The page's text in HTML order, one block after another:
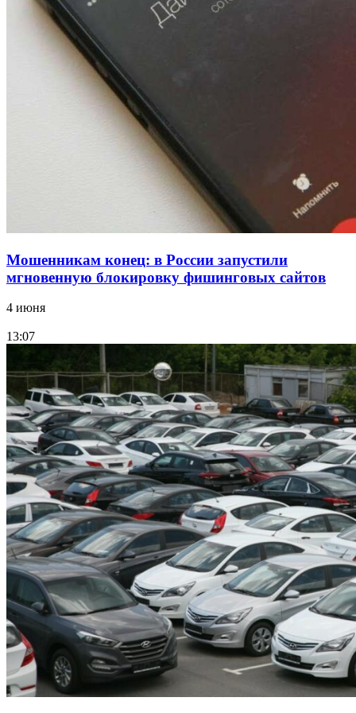
Сладкий праздник в Волгограде: в Центральном
парке прошёл фестиваль „Арбузный переполох“
Волгоградские компании нарастили экспорт:
заключены контракты на 3,6 млн долларов
Мошенникам конец: в России запустили
мгновенную блокировку фишинговых сайтов
4 июня
13:07